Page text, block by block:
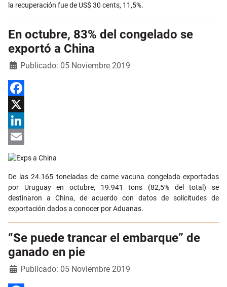
la recuperación fue de US$ 30 cents, 11,5%.
En octubre, 83% del congelado se
exportó a China
Detalles
Publicado: 05 Noviembre 2019
Facebook
X
LinkedIn
Email
De las 24.165 toneladas de carne vacuna congelada exportadas
por Uruguay en octubre, 19.941 tons (82,5% del total) se
destinaron a China, de acuerdo con datos de solicitudes de
exportación dados a conocer por Aduanas.
“Se puede trancar el embarque” de
ganado en pie
Detalles
Publicado: 05 Noviembre 2019